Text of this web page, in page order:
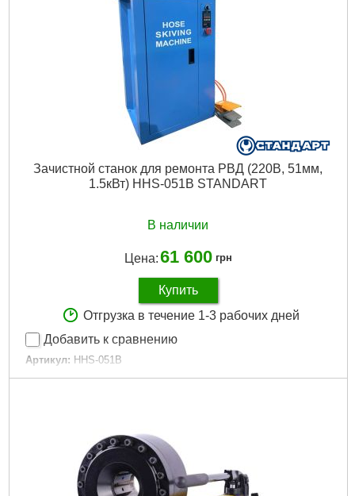
Минимальный диаметр обжатия:
Максимальный диаметр обжатия:
Подробнее...
Зачистной станок для ремонта РВД (220В, 51мм,
1.5кВт) HHS-051B STANDART
В наличии
Цена:61 600 грн
Купить
Отгрузка в течение 1-3 рабочих дней
Добавить к сравнению
Артикул: HHS-051B
Код товара: 31.01.90
Гарантийный срок: 24 мес
620 мм
470 мм